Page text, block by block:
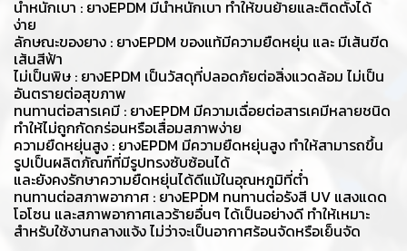
น้ำหนักเบา : ยางEPDM มีน้ำหนักเบา ทำให้ขนย้ายและติดตั้งได้
ง่าย
ลักษณะของยาง : ยางEPDM ของแท้มีความยืดหยุ่น และ มีเส้นขีด
เส้นสีฟ้า
ไม่เป็นพิษ : ยางEPDM เป็นวัสดุที่ปลอดภัยต่อสิ่งแวดล้อม ไม่เป็น
อันตรายต่อสุขภาพ
ทนทานต่อสารเคมี : ยางEPDM มีความเฉื่อยต่อสารเคมีหลายชนิด
ทำให้ไม่ถูกกัดกร่อนหรือเสื่อมสภาพง่าย
ความยืดหยุ่นสูง : ยางEPDM มีความยืดหยุ่นสูง ทำให้สามารถขึ้น
รูปเป็นผลิตภัณฑ์ที่มีรูปทรงซับซ้อนได้
และยังคงรักษาความยืดหยุ่นได้ดีแม้ในอุณหภูมิที่ต่ำ
ทนทานต่อสภาพอากาศ : ยางEPDM ทนทานต่อรังสี UV แสงแดด
โอโซน และสภาพอากาศเลวร้ายอื่นๆ ได้เป็นอย่างดี ทำให้เหมาะ
สำหรับใช้งานกลางแจ้ง ไม่ว่าจะเป็นอากาศร้อนจัดหรือเย็นจัด